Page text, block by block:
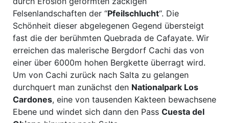
Felsenlandschaften der “Pfeilschlucht“. Die
Schönheit dieser abgelegenen Gegend übersteigt
fast die der berühmten Quebrada de Cafayate. Wir
erreichen das malerische Bergdorf Cachi das von
einer über 6000m hohen Bergkette überragt wird.
Um von Cachi zurück nach Salta zu gelangen
durchquert man zunächst den Nationalpark Los
Cardones, eine von tausenden Kakteen bewachsene
Ebene und windet sich dann den Pass Cuesta del